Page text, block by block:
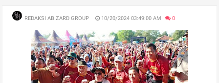
REDAKSI ABIZARD GROUP 10/20/2024 03:49:00 AM 0